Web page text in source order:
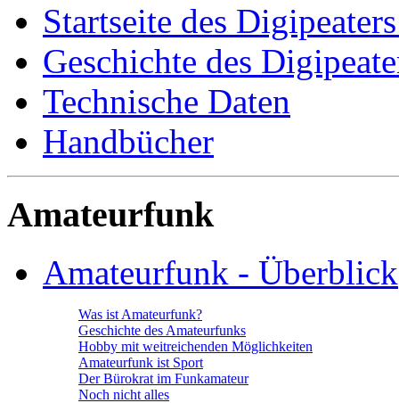
Startseite des
Geschichte des
Technische Daten
Handbücher
Amateurfunk
Amateurfunk - Überblick
Was ist Amateurfunk?
Geschichte des Amateurfunks
Hobby mit weitreichenden Möglichkeiten
Amateurfunk ist Sport
Der Bürokrat im Funkamateur
Noch nicht alles